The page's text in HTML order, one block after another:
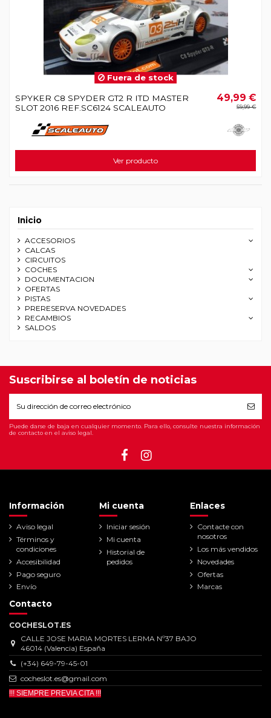
Fuera de stock
SPYKER C8 SPYDER GT2 R ITD MASTER
SLOT 2016 REF.SC6124 SCALEAUTO
49,99 €
59,99 €
Ver producto
Inicio
ACCESORIOS
CALCAS
CIRCUITOS
COCHES
DOCUMENTACION
OFERTAS
PISTAS
PRERESERVA NOVEDADES
RECAMBIOS
SALDOS
Suscribirse al boletín de noticias
Puede darse de baja en cualquier momento. Para ello, consulte nuestra información
de contacto en el aviso legal.
Información
Aviso legal
Términos y
condiciones
Accesibilidad
Pago seguro
Envío
Mi cuenta
Iniciar sesión
Mi cuenta
Historial de
pedidos
Enlaces
Contacte con
nosotros
Los más vendidos
Novedades
Ofertas
Marcas
Contacto
COCHESLOT.ES
CALLE JOSE MARIA MORTES LERMA Nº37 BAJO
46014 (Valencia) España
(+34) 649-79-45-01
cocheslot.es@gmail.com
!!! SIEMPRE PREVIA CITA !!!